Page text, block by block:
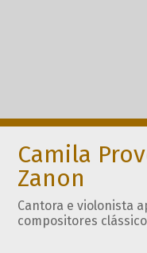
Camila
Zanon
Cantora e violonista
compositores